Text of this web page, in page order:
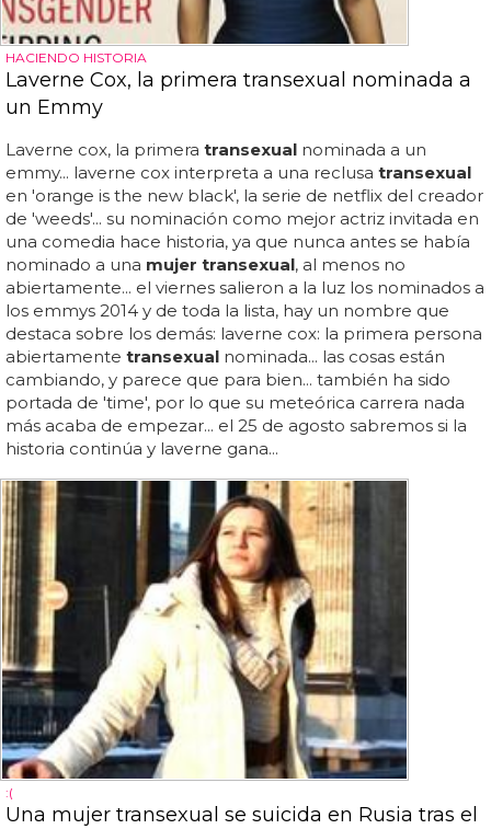
HACIENDO HISTORIA
Laverne Cox, la primera transexual nominada a
un Emmy
Laverne cox, la primera transexual nominada a un
emmy... laverne cox interpreta a una reclusa transexual
en 'orange is the new black', la serie de netflix del creador
de 'weeds'... su nominación como mejor actriz invitada en
una comedia hace historia, ya que nunca antes se había
nominado a una mujer transexual, al menos no
abiertamente... el viernes salieron a la luz los nominados a
los emmys 2014 y de toda la lista, hay un nombre que
destaca sobre los demás: laverne cox: la primera persona
abiertamente transexual nominada... las cosas están
cambiando, y parece que para bien... también ha sido
portada de 'time', por lo que su meteórica carrera nada
más acaba de empezar... el 25 de agosto sabremos si la
historia continúa y laverne gana...
:(
Una mujer transexual se suicida en Rusia tras el